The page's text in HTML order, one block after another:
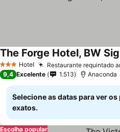
3 EstrelasHotel Restaurante requintado
The Forge Hotel, BW
9,4 Excelente 1.513 Anaconda
Selecione as datas para ver
exatos.
Escolha popular